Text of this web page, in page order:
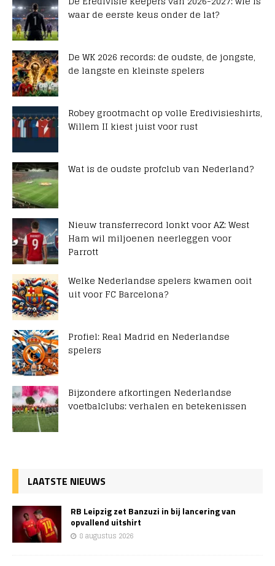
waar de eerste keus onder de lat?
De WK 2026 records: de oudste, de jongste,
de langste en kleinste spelers
Robey grootmacht op volle Eredivisieshirts,
Willem II kiest juist voor rust
Wat is de oudste profclub van Nederland?
Nieuw transferrecord lonkt voor AZ: West
Ham wil miljoenen neerleggen voor
Parrott
Welke Nederlandse spelers kwamen ooit
uit voor FC Barcelona?
Profiel: Real Madrid en Nederlandse
spelers
Bijzondere afkortingen Nederlandse
voetbalclubs: verhalen en betekenissen
LAATSTE NIEUWS
RB Leipzig zet Banzuzi in bij lancering van
opvallend uitshirt
8 augustus 2026